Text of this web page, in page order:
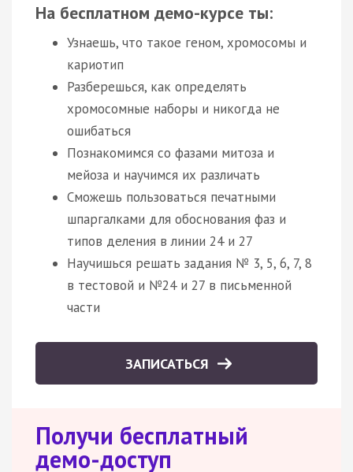
На бесплатном демо-курсе ты:
Узнаешь, что такое геном, хромосомы и
кариотип
Разберешься, как определять
хромосомные наборы и никогда не
ошибаться
Познакомимся со фазами митоза и
мейоза и научимся их различать
Сможешь пользоваться печатными
шпаргалками для обоснования фаз и
типов деления в линии 24 и 27
Научишься решать задания № 3, 5, 6, 7, 8
в тестовой и №24 и 27 в письменной
части
ЗАПИСАТЬСЯ
Получи бесплатный
демо-доступ